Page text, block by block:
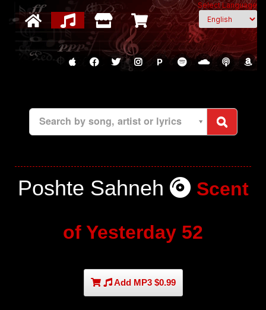
Select Language
P
Search by song, artist or lyrics
Poshte Sahneh Scent
of Yesterday 52
Add MP3 $0.99